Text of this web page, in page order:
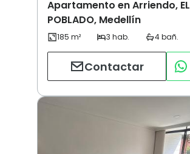
Apartamento en Arriendo, EL
POBLADO, Medellín
Contactar